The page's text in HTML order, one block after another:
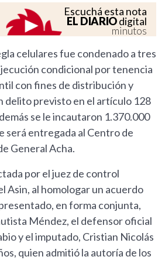
Escuchá esta nota
EL DIARIOdigital
minutos
celulares fue condenado a tres
condicional por tenencia
con fines de distribución y
delito previsto en el artículo 128
se le incautaron 1.370.000
será entregada al Centro de
General Acha.
por el juez de control
Asin, al homologar un acuerdo
en forma conjunta,
Méndez, el defensor oficial
y el imputado, Cristian Nicolás
quien admitió la autoría de los